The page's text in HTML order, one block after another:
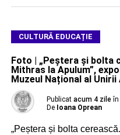
CULTURĂ EDUCAȚIE
Foto | „Peștera și bolta
Mithras la Apulum”,
Muzeul Național al Unirii
Publicat acum 4 zile în
De Ioana Oprean
„Peștera și bolta